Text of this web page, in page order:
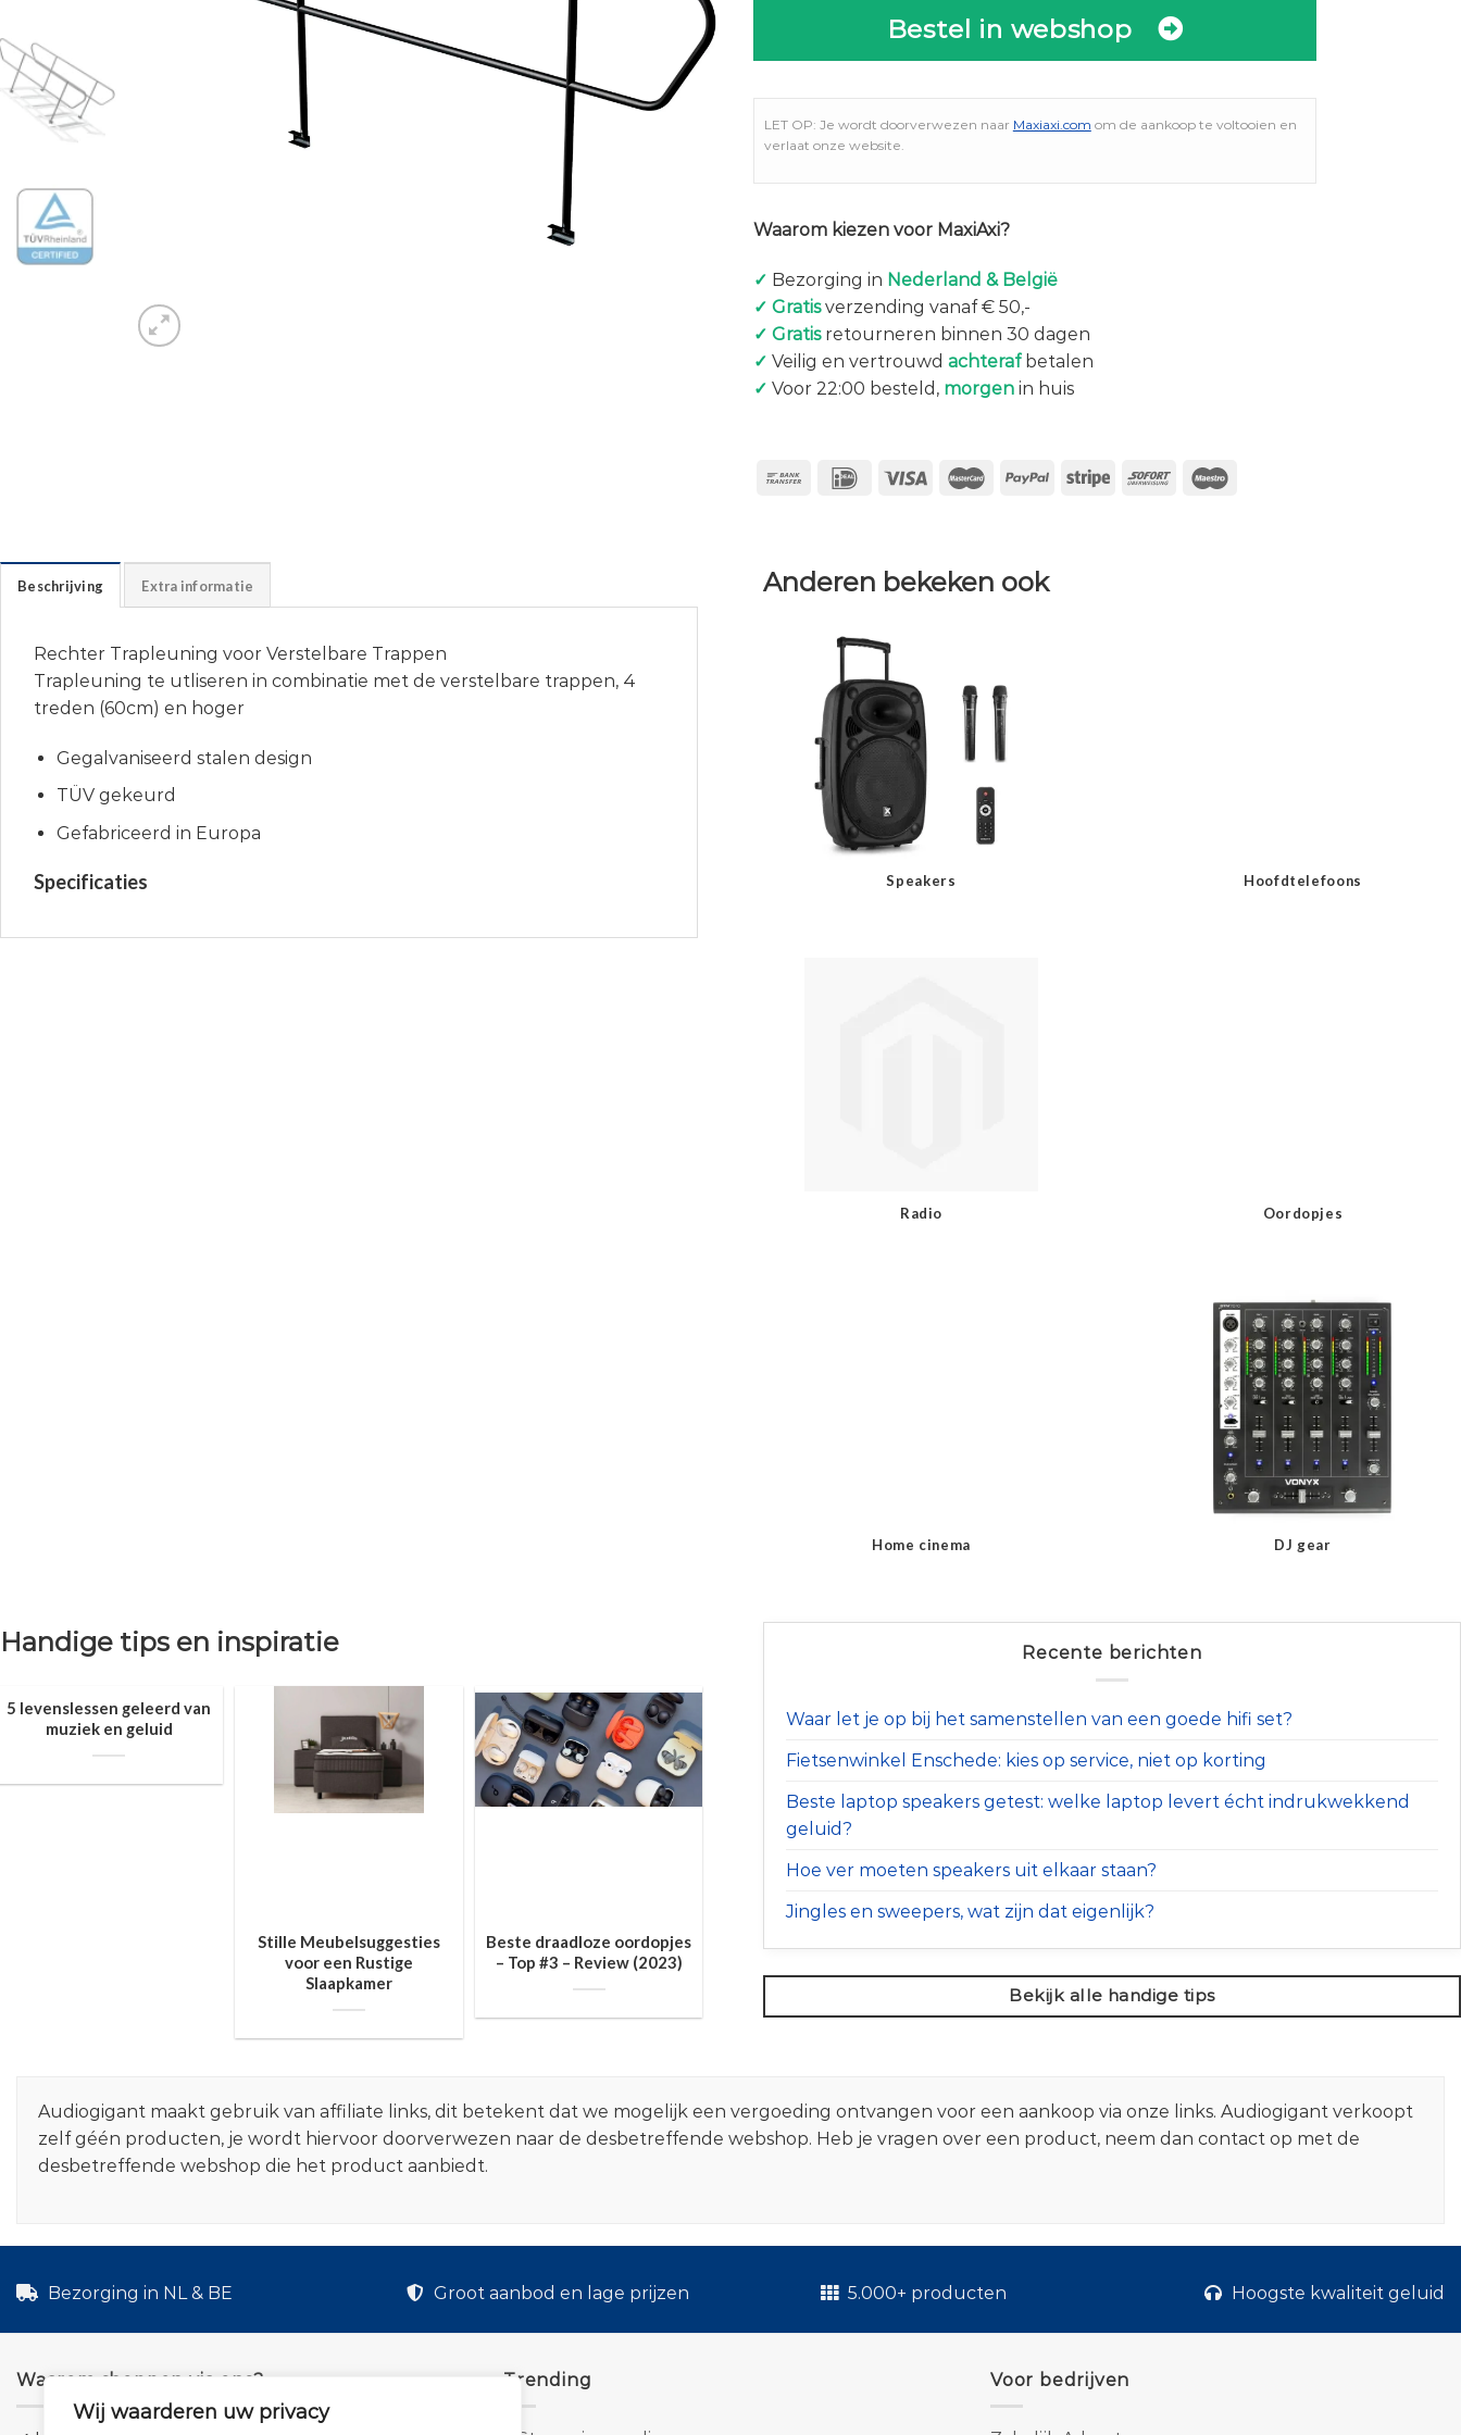
Wij waarderen uw privacy
Bestel in webshop
LET OP: Je wordt doorverwezen naar Maxiaxi.com om de aankoop te voltooien en
verlaat onze website.
Waarom kiezen voor MaxiAxi?
✓ Bezorging in Nederland & België
✓ Gratisverzending vanaf € 50,-
✓ Gratisretourneren binnen 30 dagen
✓ Veilig en vertrouwd achterafbetalen
✓ Voor 22:00 besteld, morgenin huis
Beschrijving Extra informatie
Rechter Trapleuning voor Verstelbare Trappen
Trapleuning te utliseren in combinatie met de verstelbare trappen, 4
treden (60cm) en hoger
Gegalvaniseerd stalen design
TÜV gekeurd
Gefabriceerd in Europa
Specificaties
Anderen bekeken ook
Speakers Hoofdtelefoons
Radio Oordopjes
Home cinema DJ gear
Handige tips en inspiratie
5 levenslessen geleerd van
muziek en geluid
Stille Meubelsuggesties
voor een Rustige
Slaapkamer
Beste draadloze oordopjes
– Top #3 – Review (2023)
Recente berichten
Waar let je op bij het samenstellen van een goede hifi set?
Fietsenwinkel Enschede: kies op service, niet op korting
Beste laptop speakers getest: welke laptop levert écht indrukwekkend
geluid?
Hoe ver moeten speakers uit elkaar staan?
Jingles en sweepers, wat zijn dat eigenlijk?
Bekijk alle handige tips
Audiogigant maakt gebruik van affiliate links, dit betekent dat we mogelijk een vergoeding ontvangen voor een aankoop via onze links. Audiogigant verkoopt
zelf géén producten, je wordt hiervoor doorverwezen naar de desbetreffende webshop. Heb je vragen over een product, neem dan contact op met de
desbetreffende webshop die het product aanbiedt.
Bezorging in NL & BE Groot aanbod en lage prijzen 5.000+ producten Hoogste kwaliteit geluid
Waarom shoppen via ons? Trending Voor bedrijven